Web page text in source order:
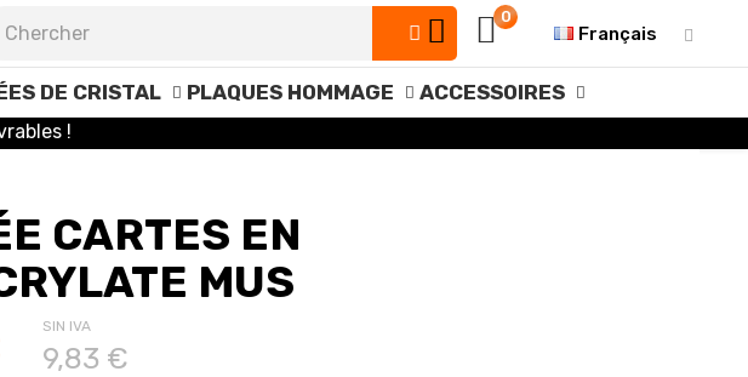
0
Français
DE CRISTAL PLAQUES HOMMAGE ACCESSOIRES
!
CARTES EN
MUS
SIN IVA
9,83 €